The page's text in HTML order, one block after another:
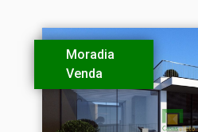
Moradia
Venda